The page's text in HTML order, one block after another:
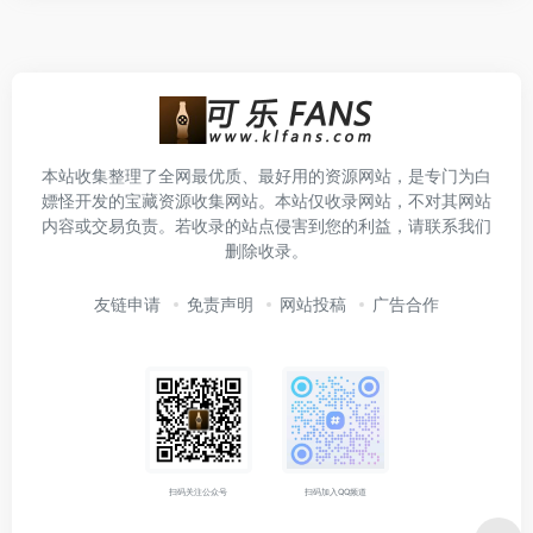
本站收集整理了全网最优质、最好用的资源网站，是专门为白
嫖怪开发的宝藏资源收集网站。本站仅收录网站，不对其网站
内容或交易负责。若收录的站点侵害到您的利益，请联系我们
删除收录。
友链申请 免责声明 网站投稿 广告合作
扫码关注公众号 扫码加入QQ频道